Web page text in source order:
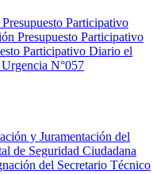
Participativo
Presupuesto Participativo
Participativo Diario el
N°057
y Juramentación del
de Seguridad Ciudadana
del Secretario Técnico